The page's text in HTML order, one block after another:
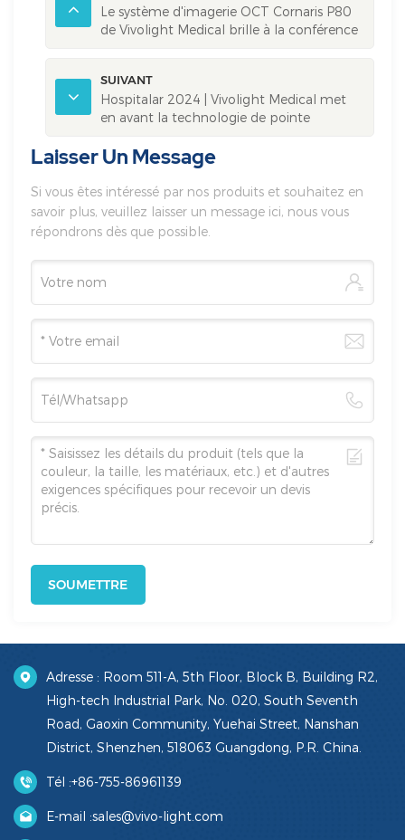
Le système d'imagerie OCT Cornaris P80
de Vivolight Medical brille à la conférence
SUIVANT
Hospitalar 2024 | Vivolight Medical met
en avant la technologie de pointe
médicaux à Brazil Expo
Laisser Un Message
Si vous êtes intéressé par nos produits et souhaitez en
savoir plus, veuillez laisser un message ici, nous vous
répondrons dès que possible.
SOUMETTRE
Adresse : Room 511-A, 5th Floor, Block B, Building R2,
High-tech Industrial Park, No. 020, South Seventh
Road, Gaoxin Community, Yuehai Street, Nanshan
District, Shenzhen, 518063 Guangdong, P.R. China.
Tél :+86-755-86961139
E-mail :sales@vivo-light.com